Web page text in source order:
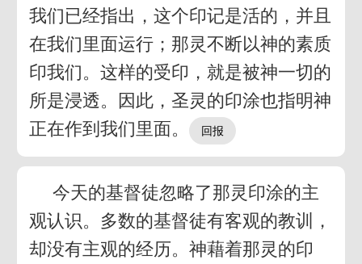
我们已经指出，这个印记是活的，并且
在我们里面运行；那灵不断以神的素质
印我们。这样的受印，就是被神一切的
所是浸透。因此，圣灵的印涂也指明神
正在作到我们里面。
今天的基督徒忽略了那灵印涂的主
观认识。多数的基督徒有客观的教训，
却没有主观的经历。神藉着那灵的印